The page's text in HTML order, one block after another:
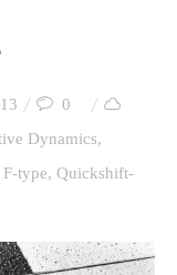
0
Dynamics,
F-type, Quickshift-